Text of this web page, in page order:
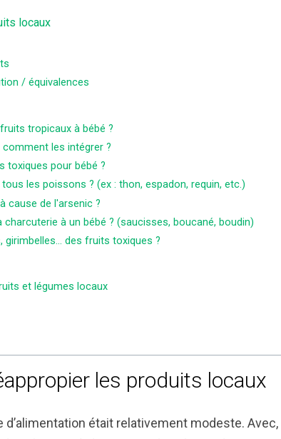
locaux
/ équivalences
tropicaux à bébé ?
les intégrer ?
toxiques pour bébé ?
les poissons ? (ex : thon, espadon, requin, etc.)
cause de l'arsenic ?
charcuterie à un bébé ? (saucisses, boucané, boudin)
girimbelles… des fruits toxiques ?
et légumes locaux
les produits locaux
d’alimentation était relativement modeste.